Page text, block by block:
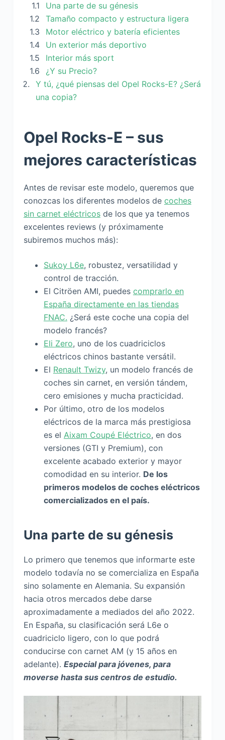
Una parte de su génesis
Tamaño compacto y estructura ligera
Motor eléctrico y batería eficientes
Un exterior más deportivo
Interior más sport
¿Y su Precio?
Y tú, ¿qué piensas del Opel Rocks-E? ¿Será
una copia?
Opel Rocks-E – sus
mejores características
Antes de revisar este modelo, queremos que
conozcas los diferentes modelos de coches
sin carnet eléctricosde los que ya tenemos
excelentes reviews (y próximamente
subiremos muchos más):
Sukoy L6e, robustez, versatilidad y
control de tracción.
El Citröen AMI, puedes comprarlo en
España directamente en las tiendas
FNAC. ¿Será este coche una copia del
modelo francés?
Eli Zero, uno de los cuadriciclos
eléctricos chinos bastante versátil.
El Renault Twizy, un modelo francés de
coches sin carnet, en versión tándem,
cero emisiones y mucha practicidad.
Por último, otro de los modelos
eléctricos de la marca más prestigiosa
es el Aixam Coupé Eléctrico, en dos
versiones (GTI y Premium), con
excelente acabado exterior y mayor
comodidad en su interior. De los
primeros modelos de coches eléctricos
comercializados en el país.
Una parte de su génesis
Lo primero que tenemos que informarte este
modelo todavía no se comercializa en España
sino solamente en Alemania. Su expansión
hacia otros mercados debe darse
aproximadamente a mediados del año 2022.
En España, su clasificación será L6e o
cuadriciclo ligero, con lo que podrá
conducirse con carnet AM (y 15 años en
adelante). Especial para jóvenes, para
moverse hasta sus centros de estudio.